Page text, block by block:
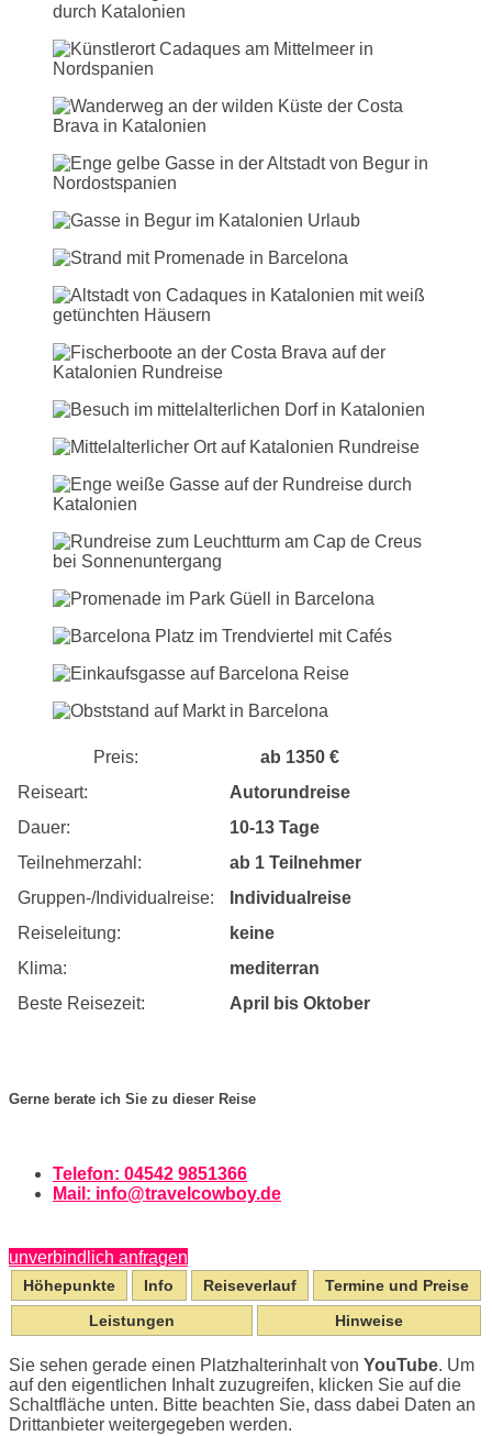
Preis:
ab 1350 €
Reiseart:
Autorundreise
Dauer:
10-13 Tage
Teilnehmerzahl:
ab 1 Teilnehmer
Gruppen-/Individualreise:
Individualreise
Reiseleitung:
keine
Klima:
mediterran
Beste Reisezeit:
April bis Oktober
Gerne berate ich Sie zu dieser Reise
Telefon: 04542 9851366
Mail: info@travelcowboy.de
unverbindlich anfragen
Höhepunkte Info Reiseverlauf
Termine und Preise
Leistungen
Hinweise
Sie sehen gerade einen Platzhalterinhalt von YouTube. Um
auf den eigentlichen Inhalt zuzugreifen, klicken Sie auf die
Schaltfläche unten. Bitte beachten Sie, dass dabei Daten an
Drittanbieter weitergegeben werden.